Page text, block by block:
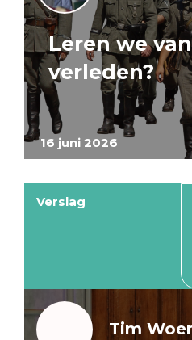
16 juni 2026
Leren we
verleden?
Verslag
Tim